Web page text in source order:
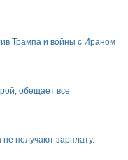
Трампа и войны с Ираном
обещает все
получают зарплату.